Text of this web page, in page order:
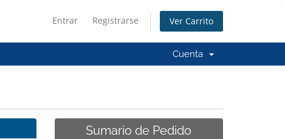
Entrar Registrarse Ver Carrito
Cuenta
Sumario de Pedido